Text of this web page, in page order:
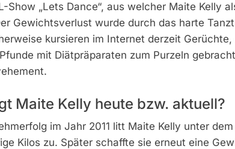
Show „Lets Dance“, aus welcher Maite Kelly
Gewichtsverlust wurde durch das harte
kursieren im Internet derzeit Gerüchte,
mit Diätpräparaten zum Purzeln
Maite Kelly heute bzw. aktuell?
im Jahr 2011 litt Maite Kelly unter dem
Kilos zu. Später schaffte sie erneut eine